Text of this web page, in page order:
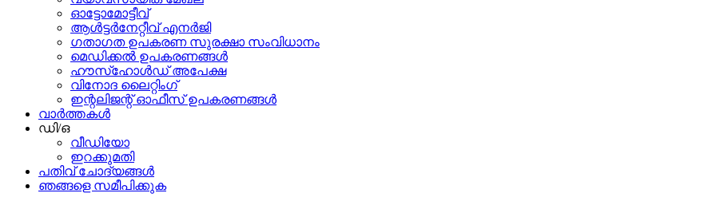
ഓട്ടോമോട്ടീവ്
ആൾട്ടർനേറ്റീവ് എനർജി
ഗതാഗത ഉപകരണ സുരക്ഷാ സംവിധാനം
മെഡിക്കൽ ഉപകരണങ്ങൾ
ഹൗസ്ഹോൾഡ് അപേക്ഷ
വിനോദ ലൈറ്റിംഗ്
ഇന്റലിജന്റ് ഓഫീസ് ഉപകരണങ്ങൾ
വാർത്തകൾ
ഡി/ഒ
വീഡിയോ
ഇറക്കുമതി
പതിവ് ചോദ്യങ്ങൾ
ഞങ്ങളെ സമീപിക്കുക